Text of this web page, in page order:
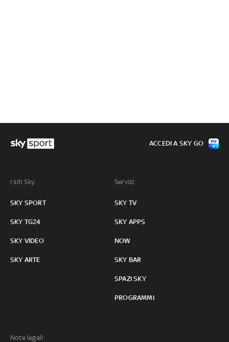
I siti Sky:
SKY SPORT
SKY TG24
SKY VIDEO
SKY ARTE
Servizi:
SKY TV
SKY APPS
NOW
SKY BAR
SPAZI SKY
PROGRAMMI
Note legali:
ACCEDI A SKY GO